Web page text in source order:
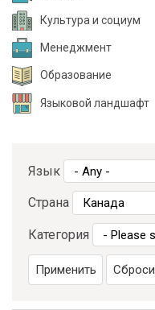
Культура и социум
Менеджмент
Образование
Языковой ландшафт
Язык
Страна
Категория